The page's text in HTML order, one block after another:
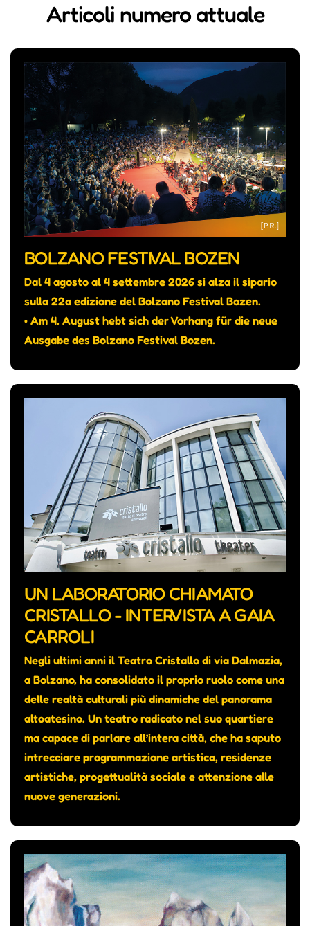
Articoli numero attuale
BOLZANO FESTIVAL BOZEN
Dal 4 agosto al 4 settembre 2026 si alza il sipario
sulla 22a edizione del Bolzano Festival Bozen.
• Am 4. August hebt sich der Vorhang für die neue
Ausgabe des Bolzano Festival Bozen.
UN LABORATORIO CHIAMATO
CRISTALLO - INTERVISTA A GAIA
CARROLI
Negli ultimi anni il Teatro Cristallo di via Dalmazia,
a Bolzano, ha consolidato il proprio ruolo come una
delle realtà culturali più dinamiche del panorama
altoatesino. Un teatro radicato nel suo quartiere
ma capace di parlare all’intera città, che ha saputo
intrecciare programmazione artistica, residenze
artistiche, progettualità sociale e attenzione alle
nuove generazioni.